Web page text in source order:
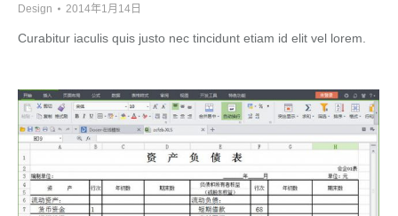
Design 2014年1月14日
Curabitur iaculis quis justo nec tincidunt etiam id elit vel lorem.